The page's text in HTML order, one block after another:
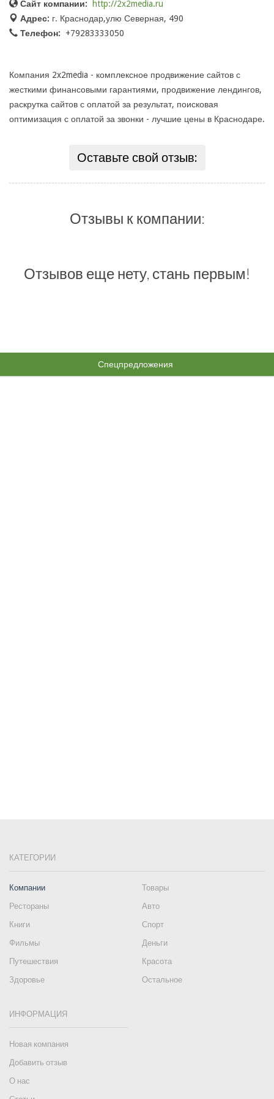
Сайт компании:
http://2x2media.ru
Адрес: г. Краснодар,улю Северная, 490
Телефон:
+79283333050
Компания 2x2media - комплексное продвижение сайтов с
жесткими финансовыми гарантиями, продвижение лендингов,
раскрутка сайтов с оплатой за результат, поисковая
оптимизация с оплатой за звонки - лучшие цены в Краснодаре.
Оставьте свой отзыв:
Отзывы к компании:
Отзывов еще нету, стань первым!
Спецпредложения
КАТЕГОРИИ
Компании
Товары
Рестораны
Авто
Книги
Спорт
Фильмы
Деньги
Путешествия
Красота
Здоровье
Остальное
ИНФОРМАЦИЯ
Новая компания
Добавить отзыв
О нас